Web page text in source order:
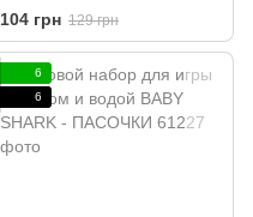
вертушой (зеленое вед.ро) 8
104 грн 129 грн
6
6